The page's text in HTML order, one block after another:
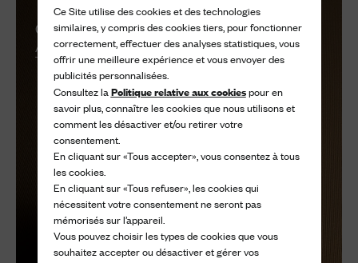
Ce Site utilise des cookies et des technologies
similaires, y compris des cookies tiers, pour fonctionner
correctement, effectuer des analyses statistiques, vous
offrir une meilleure expérience et vous envoyer des
publicités personnalisées.
Consultez laPolitique relative aux cookiespour en
savoir plus, connaître les cookies que nous utilisons et
comment les désactiver et/ou retirer votre
consentement.
En cliquant sur «Tous accepter», vous consentez à tous
les cookies.
En cliquant sur «Tous refuser», les cookies qui
nécessitent votre consentement ne seront pas
mémorisés sur l’appareil.
Vous pouvez choisir les types de cookies que vous
souhaitez accepter ou désactiver et gérer vos
Chaussetes
Acheter